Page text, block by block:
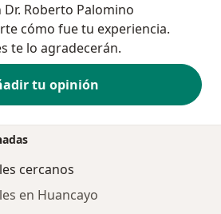
Dr. Roberto Palomino
cómo fue tu experiencia.
te lo agradecerán.
tu opinión
cercanos
en Huancayo